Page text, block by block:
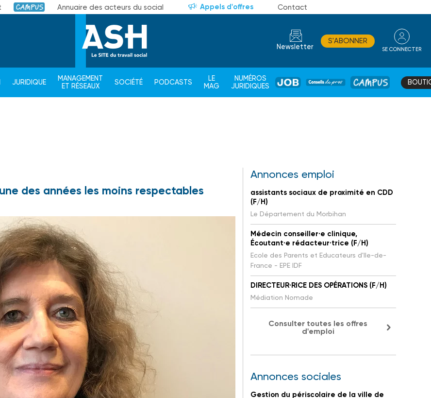
Campus Annuaire des acteurs du social Appels d'offres Contact
Newsletter
S'ABONNER
SE CONNECTER
JURIDIQUE
MANAGEMENT
ET RÉSEAUX
SOCIÉTÉ PODCASTS
LE
MAG
NUMÉROS
JURIDIQUES
JOB
DE
CAMPUS
des années les moins respectables
Annonces emploi
assistants sociaux de proximité en CDD
(F/H)
Le Département du Morbihan
Médecin conseiller·e clinique,
Écoutant·e rédacteur·trice (F/H)
Ecole des Parents et Educateurs d'Ile-de-
France - EPE IDF
DIRECTEUR·RICE DES OPÉRATIONS (F/H)
Médiation Nomade
Consulter toutes les offres
d'emploi
Annonces sociales
Gestion du périscolaire de la ville de